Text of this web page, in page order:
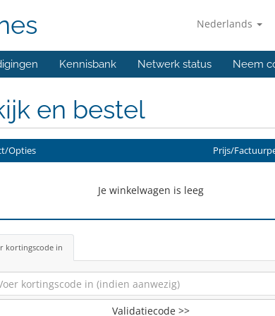
Nederlands
Kennisbank Netwerk status Neem
en bestel
Opties Prijs/
Je winkelwagen is leeg
kortingscode in
Validatiecode >>